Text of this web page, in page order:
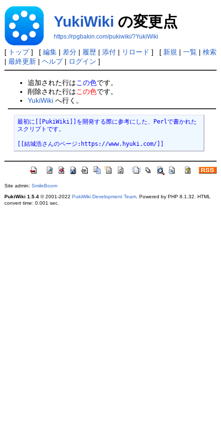
YukiWiki の変更点
https://rpgbakin.com/pukiwiki/?YukiWiki
[ トップ] [ 編集| 差分| 履歴| 添付| リロード ] [ 新規 | 一覧| 検索
| 最終更新| ヘルプ| ログイン ]
追加された行はこの色です。
削除された行はこの色です。
YukiWiki へ行く。
最初に[[PukiWiki]]を開発する際に参考にした、Perlで書かれた
スクリプトです。
[[結城浩さんのページ:https://www.hyuki.com/]]
Site admin: SmileBoom
PukiWiki 1.5.4© 2001-2022 PukiWiki Development Team. Powered by PHP 8.1.32. HTML
convert time: 0.001 sec.